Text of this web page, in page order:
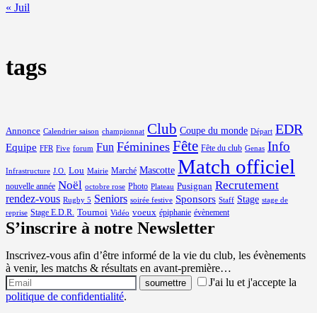
« Juil
tags
Annonce Calendrier saison championnat Club Coupe du monde Départ EDR
Equipe FFR Five forum Fun Féminines Fête Fête du club Genas Info
Infrastructure J.O. Lou Mairie Marché Mascotte Match officiel
nouvelle année Noël octobre rose Photo Plateau Pusignan Recrutement
rendez-vous Rugby 5 Seniors soirée festive Sponsors Staff Stage stage de
reprise Stage E.D.R. Tournoi Vidéo voeux épiphanie évènement
S’inscrire à notre Newsletter
Inscrivez-vous afin d’être informé de la vie du club, les évènements
à venir, les matchs & résultats en avant-première…
J'ai lu et j'accepte la
politique de confidentialité.